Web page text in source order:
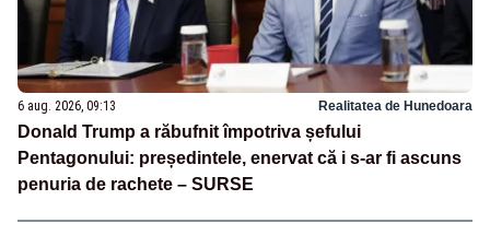
6 aug. 2026, 09:13 Realitatea de Hunedoara
Donald Trump a răbufnit împotriva șefului
Pentagonului: președintele, enervat că i s-ar fi ascuns
penuria de rachete – SURSE